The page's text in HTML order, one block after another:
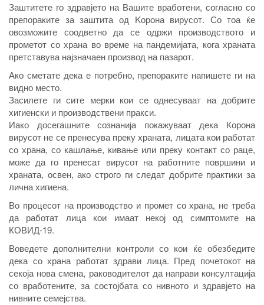
Заштитете го здравјето на Вашите вработени, согласно со
препораките за заштита од Kорона вирусот. Со тоа ќе
овозможите соодветно да се одржи производството и
прометот со храна во време на пандемијата, кога храната
претставува најзначаен производ на пазарот.
Ако сметате дека е потребно, препораките напишете ги на
видно место.
Засилете ги сите мерки кои се однесуваат на добрите
хигиенски и производствени пракси.
Иако досегашните сознанија покажуваат дека Корона
вирусот не се пренесува преку храната, лицата кои работат
со храна, со кашлање, кивање или преку контакт со раце,
може да го пренесат вирусот на работните површини и
храната, освен, ако строго ги следат добрите практики за
лична хигиена.
Во процесот на производство и промет со храна, не треба
да работат лица кои имаат некој од симптомите на
КОВИД-19.
Воведете дополнителни контроли со кои ќе обезбедите
дека со храна работат здрави лица. Пред почетокот на
секоја нова смена, раководителот да направи консултација
со вработените, за состојбата со нивното и здравјето на
нивните семејства.